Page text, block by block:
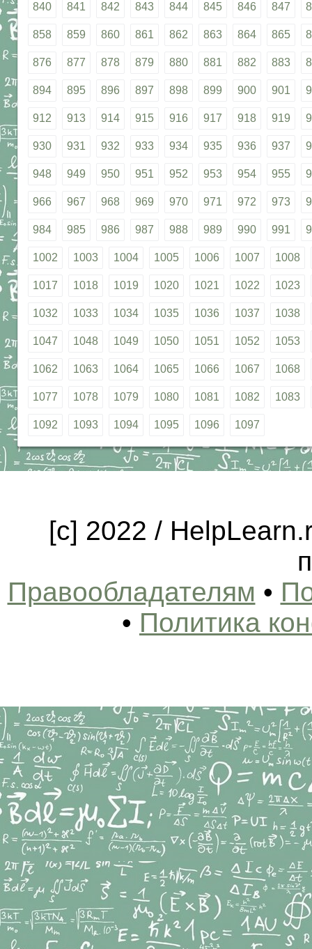
840 841 842 843 844 845 846 847
858 859 860 861 862 863 864 865
876 877 878 879 880 881 882 883
894 895 896 897 898 899 900 901
912 913 914 915 916 917 918 919
930 931 932 933 934 935 936 937
948 949 950 951 952 953 954 955
966 967 968 969 970 971 972 973
984 985 986 987 988 989 990 991
1002 1003 1004 1005 1006 1007 1008
1017 1018 1019 1020 1021 1022 1023
1032 1033 1034 1035 1036 1037 1038
1047 1048 1049 1050 1051 1052 1053
1062 1063 1064 1065 1066 1067 1068
1077 1078 1079 1080 1081 1082 1083
1092 1093 1094 1095 1096 1097
[c] 2022 /
Правообладателям •
• Политика